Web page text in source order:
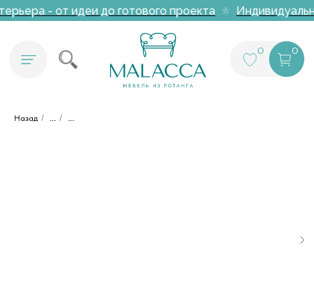
- от идеи до готового проекта
Назад / ... / ...